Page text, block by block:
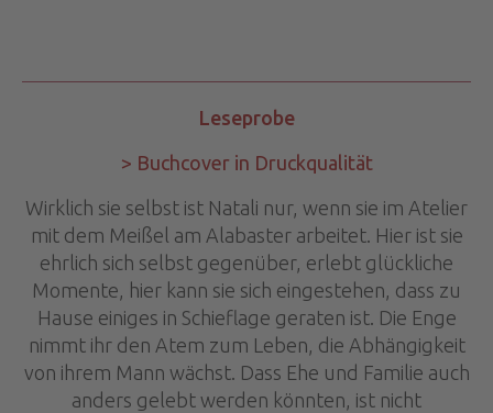
Leseprobe
> Buchcover in Druckqualität
Wirklich sie selbst ist Natali nur, wenn sie im Atelier
mit dem Meißel am Alabaster arbeitet. Hier ist sie
ehrlich sich selbst gegenüber, erlebt glückliche
Momente, hier kann sie sich eingestehen, dass zu
Hause einiges in Schieflage geraten ist. Die Enge
nimmt ihr den Atem zum Leben, die Abhängigkeit
von ihrem Mann wächst. Dass Ehe und Familie auch
anders gelebt werden könnten, ist nicht